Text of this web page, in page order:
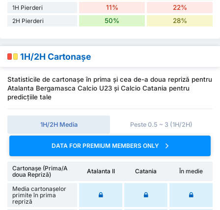
1H Pierderi 11% 22%
2H Pierderi 50% 28%
1H/2H Cartonașe
Statisticile de cartonașe în prima și cea de-a doua repriză pentru
Atalanta Bergamasca Calcio U23 și Calcio Catania pentru
predicțiile tale
1H/2H Media Peste 0.5 ~ 3 (1H/2H)
DATA FOR PREMIUM MEMBERS ONLY
Cartonașe (Prima/A
doua Repriză)
Atalanta II Catania În medie
Media cartonașelor
primite în prima
repriză